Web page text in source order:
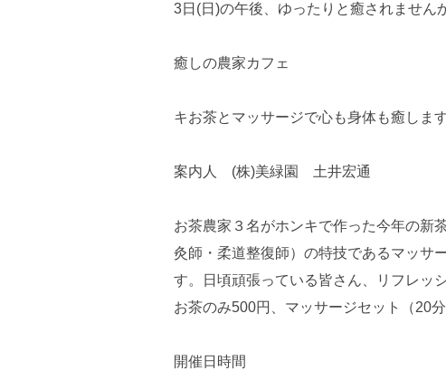
3日(日)の午後、ゆったりと癒されません
癒しの農家カフェ
キお茶とマッサージで心も身体も癒します
案内人 (株)美緑園 土井宏通
お茶農家３名がホンキで作った今年の新
灸師・柔道整復師）の特技であるマッサ
す。日頃頑張っている皆さん、リフレッ
お茶のみ500円、マッサージセット（20
開催日時間